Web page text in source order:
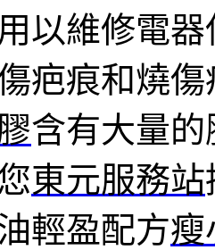
以維修電
疤痕和燒
含有大量
東元服務站
輕盈配方瘦